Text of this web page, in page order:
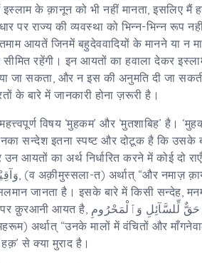
इस्लाम के क़ानून को भी नहीं मानता, इसलिए
पर राज्य की व्यवस्था को भिन्न-भिन्न रूप
आयतें जिनमें बहुदेववादियों के मानने या न
रहेंगी। इन आयतों का हवाला देकर
जा सकता, और न इस की अनुमति दी जा
के बारे में जानकारी होना ज़रूरी है।
विषय ‘मुहकम’ और ‘मुतशाबिह’ है।
सन्देश इतना स्पष्ट और दोटूक है कि उसके
आयतों का अर्थ निर्धारित करने में कोई दो
, (व अक़ीमुस्सला-त) अर्थात् “और नमाज़
जानता है। इसके बारे में किसी सन्देह,
पर क़ुरआनी आयत है, لِّلسَّآئِلِ وَٱلْمَحْرُومِ
अर्थात् “उनके मालों में वंचितों और
से क्या मुराद है।